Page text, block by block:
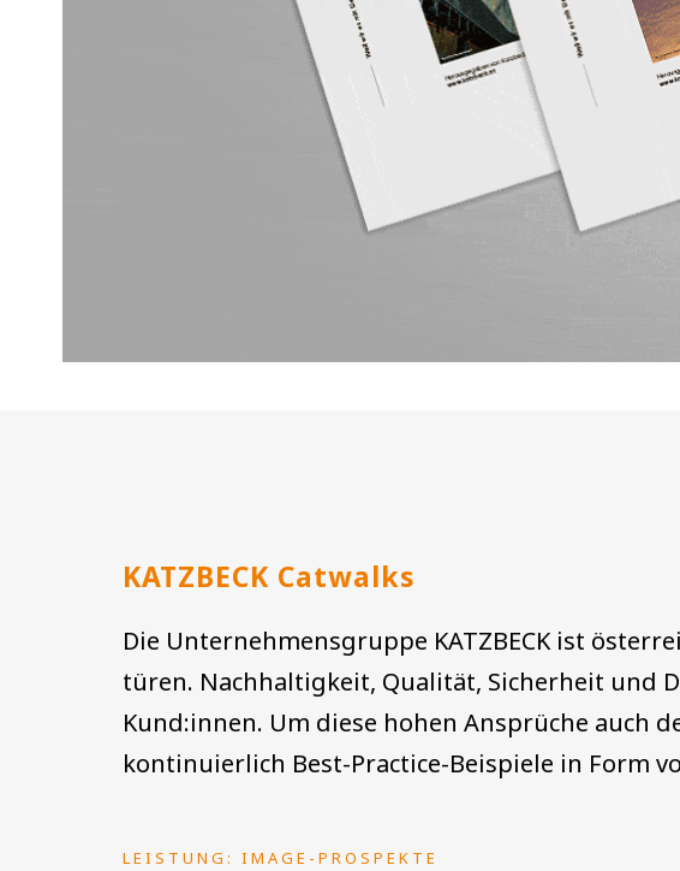
KATZBECK Catwalks
Die Unternehmensgruppe KATZBECK ist
türen. Nachhaltigkeit, Qualität, Sicherheit und
Kund:innen. Um diese hohen Ansprüche
kontinuierlich Best-Practice-Beispiele in Form
LEISTUNG: IMAGE-PROSPEKTE